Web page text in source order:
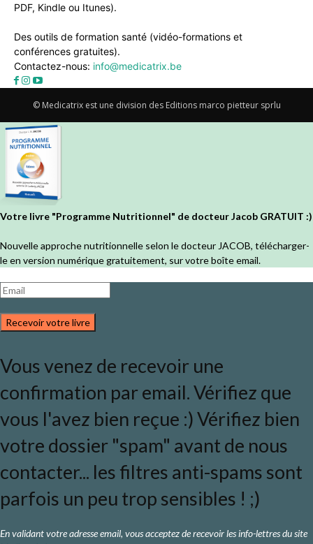
PDF, Kindle ou Itunes).
Des outils de formation santé (vidéo-formations et
conférences gratuites).
Contactez-nous: info@medicatrix.be
© Medicatrix est une division des Editions marco pietteur sprlu
Votre livre "Programme Nutritionnel" de docteur Jacob GRATUIT :)
Nouvelle approche nutritionnelle selon le docteur JACOB, télécharger-
le en version numérique gratuitement, sur votre boîte email.
Recevoir votre livre
Vous venez de recevoir une
confirmation par email. Vérifiez que
vous l'avez bien reçue :) Vérifiez bien
votre dossier "spam" avant de nous
contacter... les filtres anti-spams sont
parfois un peu trop sensibles ! ;)
En validant votre adresse email, vous acceptez de recevoir les info-lettres du site